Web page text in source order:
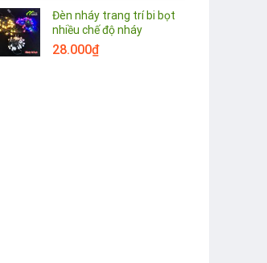
Đèn nháy trang trí bi bọt
nhiều chế độ nháy
28.000₫